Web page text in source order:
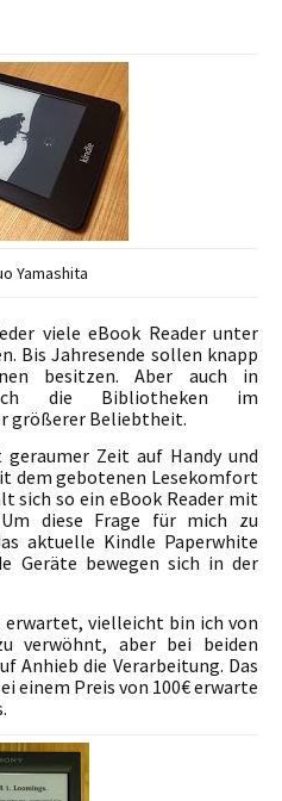
Yamashita
viele eBook Reader unter
Bis Jahresende sollen knapp
besitzen. Aber auch in
die Bibliotheken im
größerer Beliebtheit.
Zeit auf Handy und
dem gebotenen Lesekomfort
sich so ein eBook Reader mit
diese Frage für mich zu
aktuelle Kindle Paperwhite
Geräte bewegen sich in der
erwartet, vielleicht bin ich von
verwöhnt, aber bei beiden
Anhieb die Verarbeitung. Das
einem Preis von 100€ erwarte